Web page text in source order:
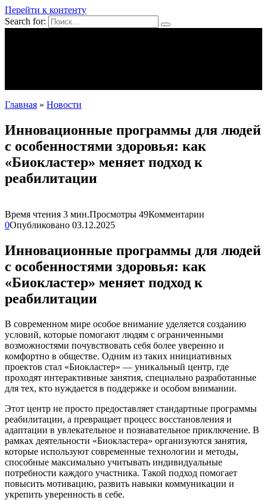
Перейти к контенту
Search for:
Главная » Новости
Инновационные программы для людей
с особенностями здоровья: как
«Биокластер» меняет подход к
реабилитации
Время чтения 3 мин.Просмотры 49Комментарии
0Опубликовано 03.12.2025
Инновационные программы для людей
с особенностями здоровья: как
«Биокластер» меняет подход к
реабилитации
В современном мире особое внимание уделяется созданию
условий, которые помогают людям с ограниченными
возможностями почувствовать себя более уверенно и
комфортно в обществе. Одним из таких инициативных
проектов стал «Биокластер» — уникальный центр, где
проходят интерактивные занятия, специально разработанные
для тех, кто нуждается в поддержке и особом внимании.
Этот центр не просто предоставляет стандартные программы
реабилитации, а превращает процесс восстановления и
адаптации в увлекательное и познавательное приключение. В
рамках деятельности «Биокластера» организуются занятия,
которые используют современные технологии и методы,
способные максимально учитывать индивидуальные
потребности каждого участника. Такой подход помогает
повысить мотивацию, развить навыки коммуникации и
укрепить уверенность в себе.